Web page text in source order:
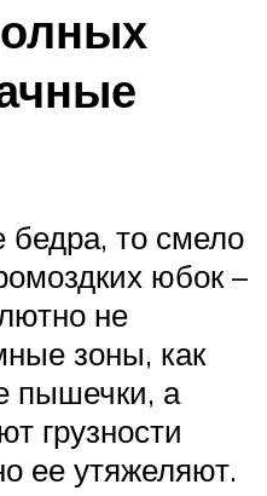
бедра, то смело
юбок –
не
зоны, как
пышечки, а
грузности
ее утяжеляют.